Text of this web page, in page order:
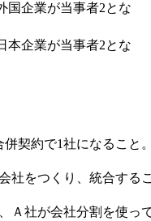
国企業が当事者2とな
本企業が当事者2とな
併契約で1社になること
社をつくり、統合する
Ａ社が会社分割を使っ